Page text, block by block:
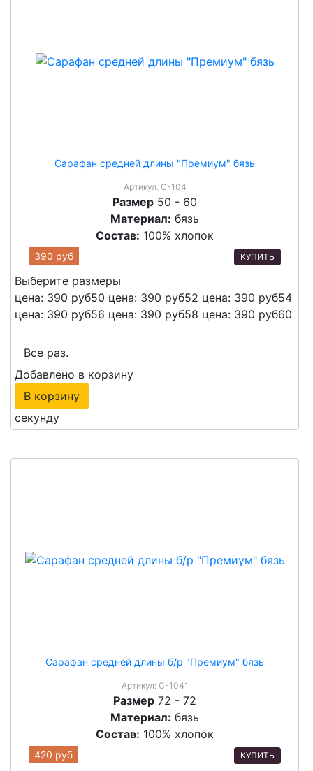
Сарафан средней длины "Премиум" бязь
Артикул: С-104
Размер 50 - 60
Материал: бязь
Состав: 100% хлопок
390 руб КУПИТЬ
Выберите размеры
цена: 390 руб50 цена: 390 руб52 цена: 390 руб54
цена: 390 руб56 цена: 390 руб58 цена: 390 руб60
Все раз.
Добавлено в корзину
В корзину
секунду
Сарафан средней длины б/р "Премиум" бязь
Артикул: С-1041
Размер 72 - 72
Материал: бязь
Состав: 100% хлопок
420 руб КУПИТЬ